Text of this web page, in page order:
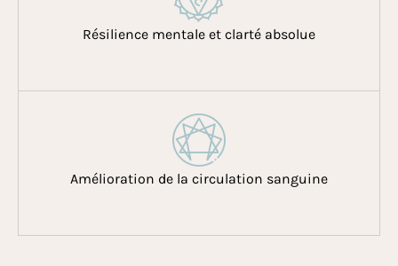
Résilience mentale et clarté absolue
Amélioration de la circulation sanguine